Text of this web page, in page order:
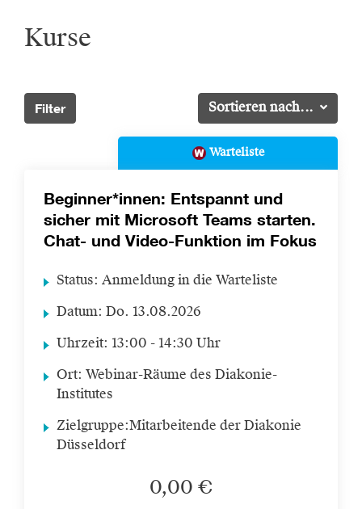
Kurse
Sortieren nach...
Filter
Warteliste
Beginner*innen: Entspannt und
sicher mit Microsoft Teams starten.
Chat- und Video-Funktion im Fokus
Status: Anmeldung in die Warteliste
Datum: Do. 13.08.2026
Uhrzeit: 13:00 - 14:30 Uhr
Ort: Webinar-Räume des Diakonie-
Institutes
Zielgruppe:Mitarbeitende der Diakonie
Düsseldorf
0,00 €